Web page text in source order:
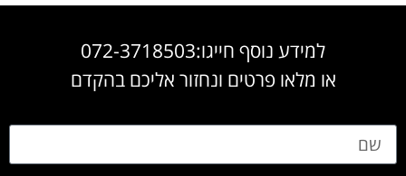
למידע נוסף חייגו:072-3718503
או מלאו פרטים ונחזור אליכם בהקדם